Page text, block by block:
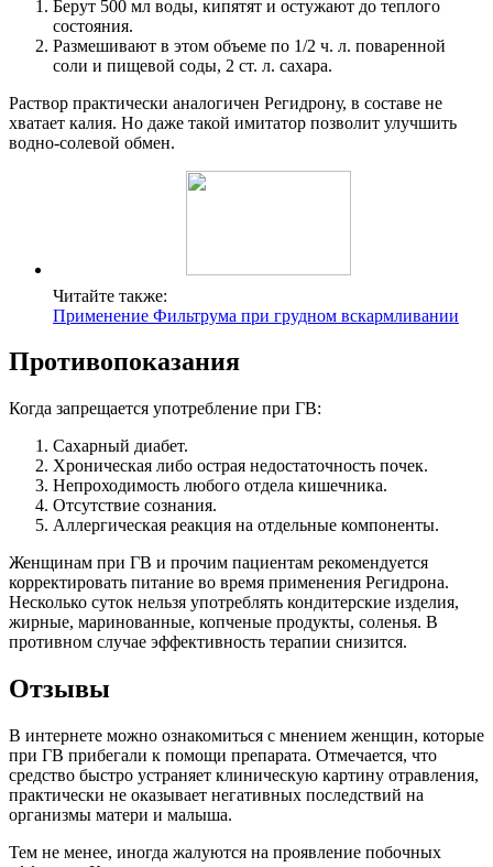
Берут 500 мл воды, кипятят и остужают до теплого
состояния.
Размешивают в этом объеме по 1/2 ч. л. поваренной
соли и пищевой соды, 2 ст. л. сахара.
Раствор практически аналогичен Регидрону, в составе не
хватает калия. Но даже такой имитатор позволит улучшить
водно-солевой обмен.
Читайте также:
Применение Фильтрума при грудном вскармливании
Противопоказания
Когда запрещается употребление при ГВ:
Сахарный диабет.
Хроническая либо острая недостаточность почек.
Непроходимость любого отдела кишечника.
Отсутствие сознания.
Аллергическая реакция на отдельные компоненты.
Женщинам при ГВ и прочим пациентам рекомендуется
корректировать питание во время применения Регидрона.
Несколько суток нельзя употреблять кондитерские изделия,
жирные, маринованные, копченые продукты, соленья. В
противном случае эффективность терапии снизится.
Отзывы
В интернете можно ознакомиться с мнением женщин, которые
при ГВ прибегали к помощи препарата. Отмечается, что
средство быстро устраняет клиническую картину отравления,
практически не оказывает негативных последствий на
организмы матери и малыша.
Тем не менее, иногда жалуются на проявление побочных